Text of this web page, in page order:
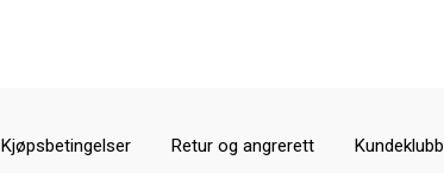
Kjøpsbetingelser Retur og angrerett Kundeklubb